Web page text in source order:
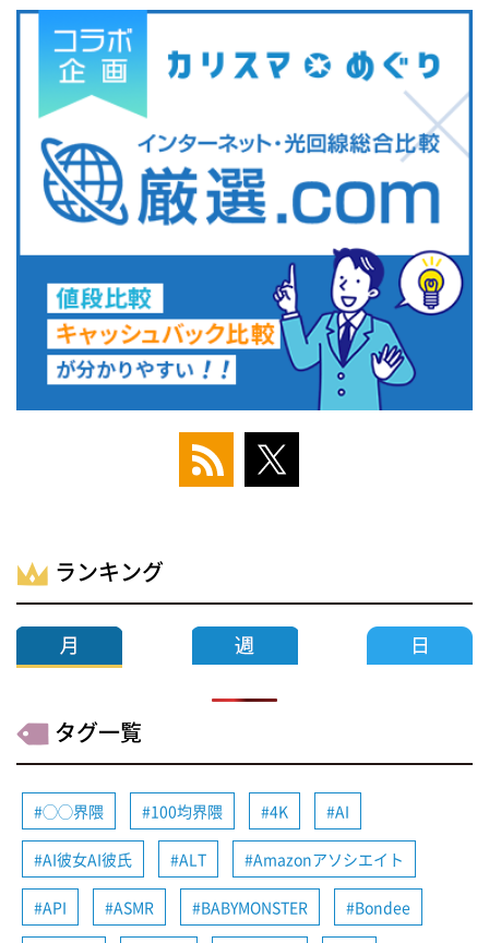
ランキング
タグ一覧
◯◯界隈 100均界隈 4K AI
AI彼女AI彼氏 ALT Amazonアソシエイト
API ASMR BABYMONSTER Bondee